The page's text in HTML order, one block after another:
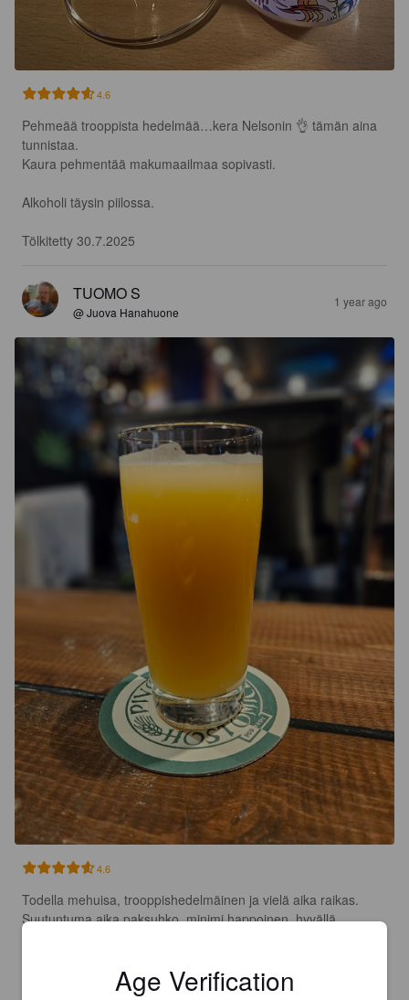
4.6
Pehmeää trooppista hedelmää…kera Nelsonin 👌 tämän aina
tunnistaa.
Kaura pehmentää makumaailmaa sopivasti.
Alkoholi täysin piilossa.
Tölkitetty 30.7.2025
TUOMO S
@ Juova Hanahuone
1 year ago
4.6
Todella mehuisa, trooppishedelmäinen ja vielä aika raikas.
Suutuntuma aika paksuhko, minimi happoinen, hyvällä
Really juicy, lot of tropical fruit and still quite fresh. Mouthfeel is
really thick with low acid and good juice. Aftertaste is delicious
Age Verification